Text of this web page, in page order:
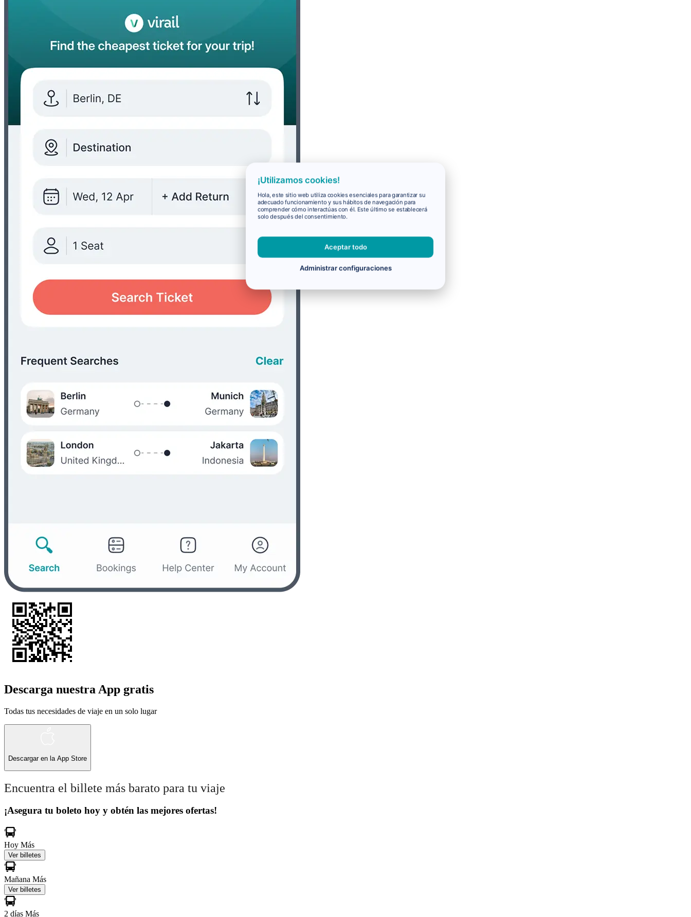
Descarga nuestra App gratis
Todas tus necesidades de viaje en un solo lugar
Descargar en la App Store
Encuentra el billete más barato para tu viaje
¡Asegura tu boleto hoy y obtén las mejores ofertas!
Hoy Más
Ver billetes
Mañana Más
Ver billetes
2 días Más
¡Utilizamos cookies!
Hola, este sitio web utiliza cookies esenciales para garantizar su
adecuado funcionamiento y sus hábitos de navegación para
comprender cómo interactúas con él. Este último se establecerá
solo después del consentimiento.
Aceptar todo
Administrar configuraciones